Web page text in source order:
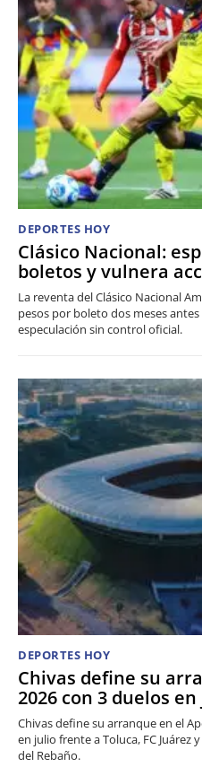
DEPORTES HOY
Clásico Nacional:
boletos y vulnera
La reventa del Clásico Nacional
pesos por boleto dos meses
especulación sin control oficial.
DEPORTES HOY
Chivas define su
2026 con 3 duelos
Chivas define su arranque en el
en julio frente a Toluca, FC Juárez
del Rebaño.